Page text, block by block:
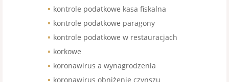
kontrole podatkowe kasa fiskalna
kontrole podatkowe paragony
kontrole podatkowe w restauracjach
korkowe
koronawirus a wynagrodzenia
koronawirus obniżenie czynszu